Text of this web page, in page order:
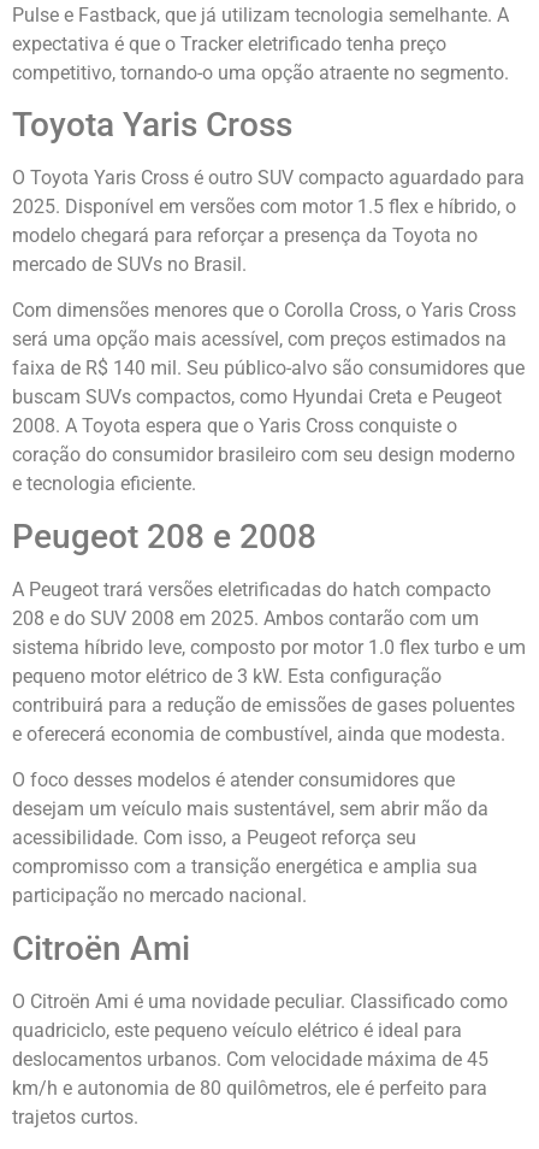
Pulse e Fastback, que já utilizam tecnologia semelhante. A
expectativa é que o Tracker eletrificado tenha preço
competitivo, tornando-o uma opção atraente no segmento.
Toyota Yaris Cross
O Toyota Yaris Cross é outro SUV compacto aguardado para
2025. Disponível em versões com motor 1.5 flex e híbrido, o
modelo chegará para reforçar a presença da Toyota no
mercado de SUVs no Brasil.
Com dimensões menores que o Corolla Cross, o Yaris Cross
será uma opção mais acessível, com preços estimados na
faixa de R$ 140 mil. Seu público-alvo são consumidores que
buscam SUVs compactos, como Hyundai Creta e Peugeot
2008. A Toyota espera que o Yaris Cross conquiste o
coração do consumidor brasileiro com seu design moderno
e tecnologia eficiente.
Peugeot 208 e 2008
A Peugeot trará versões eletrificadas do hatch compacto
208 e do SUV 2008 em 2025. Ambos contarão com um
sistema híbrido leve, composto por motor 1.0 flex turbo e um
pequeno motor elétrico de 3 kW. Esta configuração
contribuirá para a redução de emissões de gases poluentes
e oferecerá economia de combustível, ainda que modesta.
O foco desses modelos é atender consumidores que
desejam um veículo mais sustentável, sem abrir mão da
acessibilidade. Com isso, a Peugeot reforça seu
compromisso com a transição energética e amplia sua
participação no mercado nacional.
Citroën Ami
O Citroën Ami é uma novidade peculiar. Classificado como
quadriciclo, este pequeno veículo elétrico é ideal para
deslocamentos urbanos. Com velocidade máxima de 45
km/h e autonomia de 80 quilômetros, ele é perfeito para
trajetos curtos.